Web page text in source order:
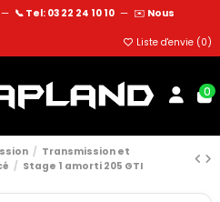
— 📞 Tel: 03 22 24 10 10 — ✉️ Nous
Liste d'envie (0)
0
Transmission et
Stage 1 amorti 205 GTI